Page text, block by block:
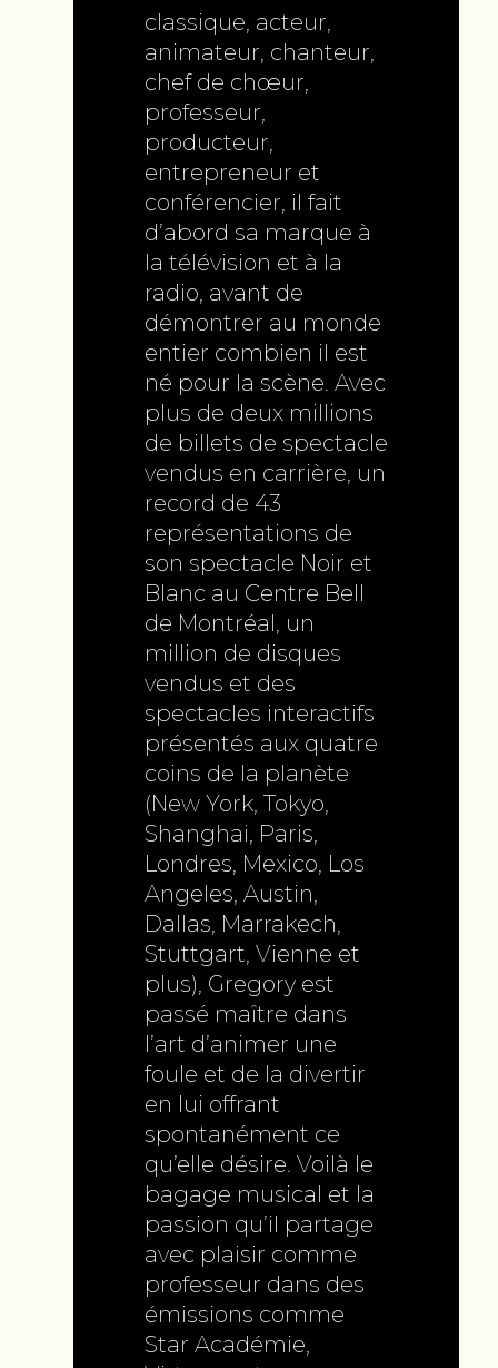
classique, acteur,
animateur, chanteur,
chef de chœur,
professeur,
producteur,
entrepreneur et
conférencier, il fait
d’abord sa marque à
la télévision et à la
radio, avant de
démontrer au monde
entier combien il est
né pour la scène. Avec
plus de deux millions
de billets de spectacle
vendus en carrière, un
record de 43
représentations de
son spectacle Noir et
Blanc au Centre Bell
de Montréal, un
million de disques
vendus et des
spectacles interactifs
présentés aux quatre
coins de la planète
(New York, Tokyo,
Shanghai, Paris,
Londres, Mexico, Los
Angeles, Austin,
Dallas, Marrakech,
Stuttgart, Vienne et
plus), Gregory est
passé maître dans
l’art d’animer une
foule et de la divertir
en lui offrant
spontanément ce
qu’elle désire. Voilà le
bagage musical et la
passion qu’il partage
avec plaisir comme
professeur dans des
émissions comme
Star Académie,